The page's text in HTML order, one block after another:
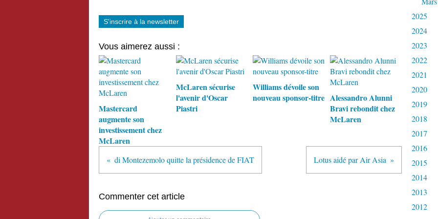
S'inscrire à la newsletter
Vous aimerez aussi :
Mastercard
augmente son
investissement chez
McLaren
McLaren sécurise
l'avenir d'Oscar
Piastri
Williams dévoile son
nouveau sponsor-titre Alessandro Alunni
Bravi rebondit chez
McLaren
di Montezemolo quitte la présidence de FIAT Lotus aidé par Air Asia
Commenter cet article
2025
2024
2023
2022
2021
2020
2019
2018
2017
2016
2015
2014
2013
2012